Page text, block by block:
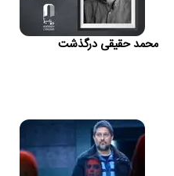
محمد حقیقی درگذشت